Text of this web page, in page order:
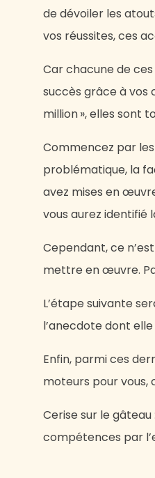
de dévoiler les
vos réussites, ces
Car chacune de
succès grâce à vos
million », elles sont
Commencez par
problématique, la
avez mises en
vous aurez identifié
Cependant, ce
mettre en œuvre.
L’étape suivante
l’anecdote dont
Enfin, parmi ces
moteurs pour vous,
Cerise sur le
compétences par